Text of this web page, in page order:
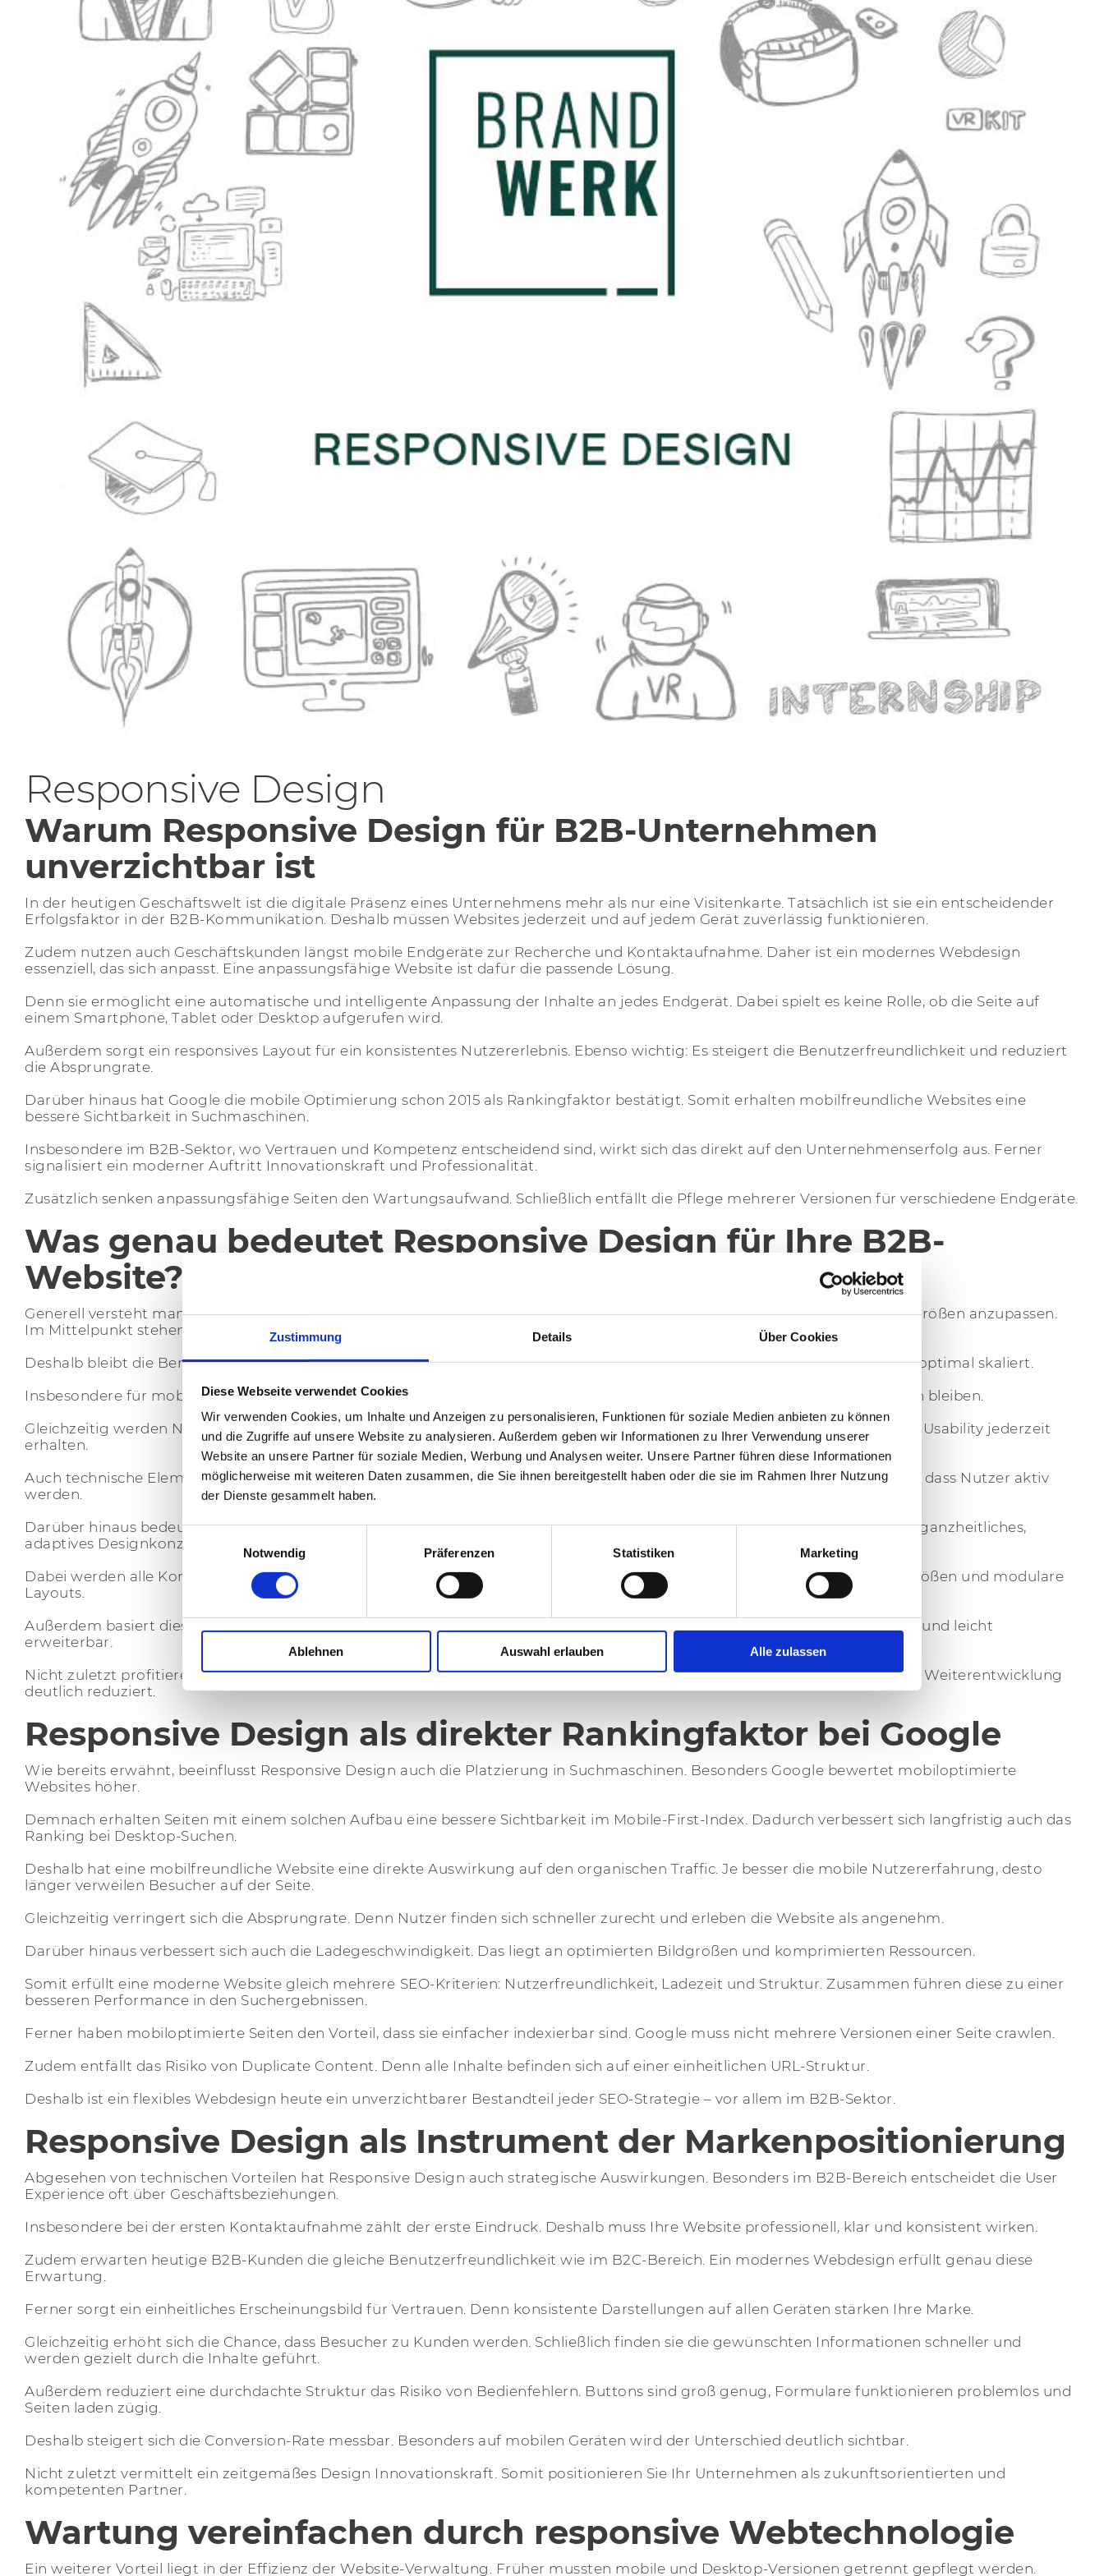
Zustimmung Details Über Cookies
Diese Webseite verwendet Cookies
Wir verwenden Cookies, um Inhalte und Anzeigen zu personalisieren, Funktionen für soziale Medien anbieten zu können
und die Zugriffe auf unsere Website zu analysieren. Außerdem geben wir Informationen zu Ihrer Verwendung unserer
Website an unsere Partner für soziale Medien, Werbung und Analysen weiter. Unsere Partner führen diese Informationen
möglicherweise mit weiteren Daten zusammen, die Sie ihnen bereitgestellt haben oder die sie im Rahmen Ihrer Nutzung
der Dienste gesammelt haben.
Einwilligungsauswahl
Notwendig
Präferenzen Statistiken Marketing
Ablehnen Auswahl erlauben Alle zulassen
Responsive Design
Warum Responsive Design für B2B-Unternehmen
unverzichtbar ist
In der heutigen Geschäftswelt ist die digitale Präsenz eines Unternehmens mehr als nur eine Visitenkarte. Tatsächlich ist sie ein entscheidender
Erfolgsfaktor in der B2B-Kommunikation. Deshalb müssen Websites jederzeit und auf jedem Gerät zuverlässig funktionieren.
Zudem nutzen auch Geschäftskunden längst mobile Endgeräte zur Recherche und Kontaktaufnahme. Daher ist ein modernes Webdesign
essenziell, das sich anpasst. Eine anpassungsfähige Website ist dafür die passende Lösung.
Denn sie ermöglicht eine automatische und intelligente Anpassung der Inhalte an jedes Endgerät. Dabei spielt es keine Rolle, ob die Seite auf
einem Smartphone, Tablet oder Desktop aufgerufen wird.
Außerdem sorgt ein responsives Layout für ein konsistentes Nutzererlebnis. Ebenso wichtig: Es steigert die Benutzerfreundlichkeit und reduziert
die Absprungrate.
Darüber hinaus hat Google die mobile Optimierung schon 2015 als Rankingfaktor bestätigt. Somit erhalten mobilfreundliche Websites eine
bessere Sichtbarkeit in Suchmaschinen.
Insbesondere im B2B-Sektor, wo Vertrauen und Kompetenz entscheidend sind, wirkt sich das direkt auf den Unternehmenserfolg aus. Ferner
signalisiert ein moderner Auftritt Innovationskraft und Professionalität.
Zusätzlich senken anpassungsfähige Seiten den Wartungsaufwand. Schließlich entfällt die Pflege mehrerer Versionen für verschiedene Endgeräte.
Was genau bedeutet Responsive Design für Ihre B2B-
Website?
Generell versteht man unter Responsive Design die Fähigkeit einer Website, sich dynamisch an unterschiedliche Bildschirmgrößen anzupassen.
Im Mittelpunkt stehen hierbei sogenannte Media Queries und flexible Rasterlayouts.
Deshalb bleibt die Benutzeroberfläche auf allen Geräten intuitiv bedienbar. Gleichzeitig werden Inhalte wie Bilder und Texte optimal skaliert.
Insbesondere für mobile Nutzer ist das entscheidend. Denn auf kleinen Bildschirmen müssen Inhalte lesbar und übersichtlich bleiben.
Gleichzeitig werden Navigationselemente angepasst, etwa durch sogenannte Hamburger-Menüs. Auf diese Weise bleibt die Usability jederzeit
erhalten.
Auch technische Elemente wie Formulare und Call-to-Actions werden entsprechend optimiert. So erhöhen sich die Chancen, dass Nutzer aktiv
werden.
Darüber hinaus bedeutet Responsive Design nicht, einfach nur eine mobile Version bereitzustellen. Vielmehr geht es um ein ganzheitliches,
adaptives Designkonzept.
Dabei werden alle Komponentender Website flexibel gestaltet. Beispielsweise durch skalierbare Bilder, proportionale Textgrößen und modulare
Layouts.
Außerdem basiert dieser Designansatz auf modernen Webstandards wie HTML5 und CSS3. Dadurch bleibt er zukunftssicher und leicht
erweiterbar.
Nicht zuletzt profitieren Unternehmen von einer einheitlichen Codebasis. Deshalb wird der Aufwand für Pflege, Updates und Weiterentwicklung
deutlich reduziert.
Responsive Design als direkter Rankingfaktor bei Google
Wie bereits erwähnt, beeinflusst Responsive Design auch die Platzierung in Suchmaschinen. Besonders Google bewertet mobiloptimierte
Websites höher.
Demnach erhalten Seiten mit einem solchen Aufbau eine bessere Sichtbarkeit im Mobile-First-Index. Dadurch verbessert sich langfristig auch das
Ranking bei Desktop-Suchen.
Deshalb hat eine mobilfreundliche Website eine direkte Auswirkung auf den organischen Traffic. Je besser die mobile Nutzererfahrung, desto
länger verweilen Besucher auf der Seite.
Gleichzeitig verringert sich die Absprungrate. Denn Nutzer finden sich schneller zurecht und erleben die Website als angenehm.
Darüber hinaus verbessert sich auch die Ladegeschwindigkeit. Das liegt an optimierten Bildgrößen und komprimierten Ressourcen.
Somit erfüllt eine moderne Website gleich mehrere SEO-Kriterien: Nutzerfreundlichkeit, Ladezeit und Struktur. Zusammen führen diese zu einer
besseren Performance in den Suchergebnissen.
Ferner haben mobiloptimierte Seiten den Vorteil, dass sie einfacher indexierbar sind. Google muss nicht mehrere Versionen einer Seite crawlen.
Zudem entfällt das Risiko von Duplicate Content. Denn alle Inhalte befinden sich auf einer einheitlichen URL-Struktur.
Deshalb ist ein flexibles Webdesign heute ein unverzichtbarer Bestandteil jeder SEO-Strategie – vor allem im B2B-Sektor.
Responsive Design als Instrument der Markenpositionierung
Abgesehen von technischen Vorteilen hat Responsive Design auch strategische Auswirkungen. Besonders im B2B-Bereich entscheidet die User
Experience oft über Geschäftsbeziehungen.
Insbesondere bei der ersten Kontaktaufnahme zählt der erste Eindruck. Deshalb muss Ihre Website professionell, klar und konsistent wirken.
Zudem erwarten heutige B2B-Kunden die gleiche Benutzerfreundlichkeit wie im B2C-Bereich. Ein modernesWebdesign erfüllt genau diese
Erwartung.
Ferner sorgt ein einheitliches Erscheinungsbild für Vertrauen. Denn konsistente Darstellungen auf allen Geräten stärken Ihre Marke.
Gleichzeitig erhöht sich die Chance, dass Besucher zu Kunden werden. Schließlich finden sie die gewünschten Informationen schneller und
werden gezielt durch die Inhalte geführt.
Außerdem reduziert eine durchdachte Struktur das Risiko von Bedienfehlern. Buttons sind groß genug, Formulare funktionieren problemlos und
Seiten laden zügig.
Deshalb steigert sich die Conversion-Rate messbar. Besonders auf mobilen Geräten wird der Unterschied deutlich sichtbar.
Nicht zuletzt vermittelt ein zeitgemäßes Design Innovationskraft. Somit positionieren Sie Ihr Unternehmen als zukunftsorientierten und
kompetenten Partner.
Wartung vereinfachen durch responsive Webtechnologie
Ein weiterer Vorteil liegt in der Effizienz der Website-Verwaltung. Früher mussten mobile und Desktop-Versionen getrennt gepflegt werden.